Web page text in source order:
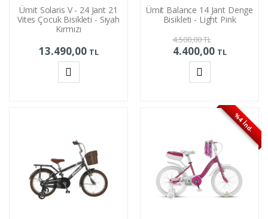
Ümit Solaris V - 24 Jant 21
Vites Çocuk Bisikleti - Siyah
Kırmızı
13.490,00 TL
Ümit Balance 14 Jant Denge
Bisikleti - Light Pink
4.500,00TL
4.400,00 TL
%4 İnd.